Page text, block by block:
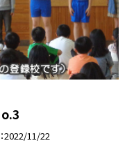
2022/11/22